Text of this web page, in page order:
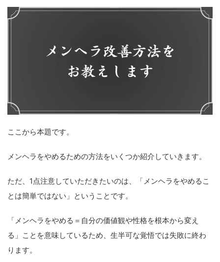
ここから本題です。
メンヘラをやめるための方法をいくつか紹介していきます。
ただ、1点注意していただきたいのは、「メンヘラをやめるこ
とは簡単ではない」ということです。
「メンヘラをやめる＝自分の価値観や性格を根本から変え
る」ことを意味しているため、生半可な覚悟では失敗に終わ
ります。